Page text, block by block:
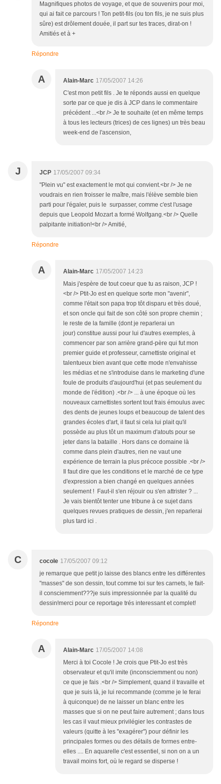
Magnifiques photos de voyage, et que de souvenirs pour moi,
qui ai fait ce parcours ! Ton petit-fils (ou ton fils, je ne suis plus
sûre) est drôlement douée, il part sur tes traces, dirat-on !
Amitiés et à +
Répondre
A Alain-Marc 17/05/2007 14:26
C'est mon petit fils . Je te réponds aussi en quelque
sorte par ce que je dis à JCP dans le commentaire
précédent ...<br /> Je te souhaite (et en même temps
à tous les lecteurs (trices) de ces lignes) un très beau
week-end de l'ascension,
J JCP 17/05/2007 09:34
"Plein vu" est exactement le mot qui convient.<br /> Je ne
voudrais en rien froisser le maître, mais l'élève semble bien
parti pour l'égaler, puis le surpasser, comme c'est l'usage
depuis que Leopold Mozart a formé Wolfgang.<br /> Quelle
palpitante initiation!<br /> Amitié,
Répondre
A Alain-Marc 17/05/2007 14:23
Mais j'espère de tout coeur que tu as raison, JCP !
<br /> Ptit-Jo est en quelque sorte mon "avenir",
comme l'était son papa trop tôt disparu et très doué,
et son oncle qui fait de son côté son propre chemin ;
le reste de la famille (dont je reparlerai un
jour) constitue aussi pour lui d'autres exemples, à
commencer par son arrière grand-père qui fut mon
premier guide et professeur, carnettiste original et
talentueux bien avant que cette mode n'envahisse
les médias et ne s'introduise dans le marketing d'une
foule de produits d'aujourd'hui (et pas seulement du
monde de l'édition) .<br /> ... à une époque où les
nouveaux carnettistes sortent tout frais émoulus avec
des dents de jeunes loups et beaucoup de talent des
grandes écoles d'art, il faut si cela lui plait qu'il
possède au plus tôt un maximum d'atouts pour se
jeter dans la bataille . Hors dans ce domaine là
comme dans plein d'autres, rien ne vaut une
expérience de terrain la plus précoce possible .<br />
Il faut dire que les conditions et le marché de ce type
d'expression a bien changé en quelques années
seulement ! Faut-il s'en réjouir ou s'en attrister ? ...
Je vais bientôt tenter une tribune à ce sujet dans
quelques revues pratiques de dessin, j'en reparlerai
plus tard ici .
C cocole 17/05/2007 09:12
je remarque que petit jo laisse des blancs entre les différentes
"masses" de son dessin, tout comme toi sur tes carnets, le fait-
il consciemment???je suis impressionnée par la qualité du
dessin!merci pour ce reportage trés interessant et complet!
Répondre
A Alain-Marc 17/05/2007 14:08
Merci à toi Cocole ! Je crois que Ptit-Jo est très
observateur et qu'il imite (inconsciemment ou non)
ce que je fais .<br /> Simplement, quand il travaille et
que je suis là, je lui recommande (comme je le ferai
à quiconque) de ne laisser un blanc entre les
masses que si on ne peut faire autrement ; dans tous
les cas il vaut mieux privilégier les contrastes de
valeurs (quitte à les "exagérer") pour définir les
principales formes ou des détails de formes entre-
elles .... En aquarelle c'est essentiel, si non on a un
travail moins fort, où le regard se disperse !